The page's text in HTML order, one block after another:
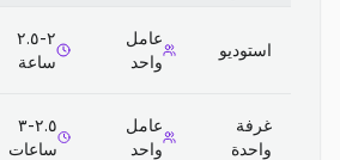
استوديو
عامل
واحد
٢-٢.٥
ساعة
غرفة
واحدة
عامل
واحد
٢.٥-٣
ساعات